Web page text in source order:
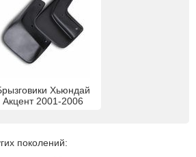
Хьюндай
Акцент 2001-2006
поколений: